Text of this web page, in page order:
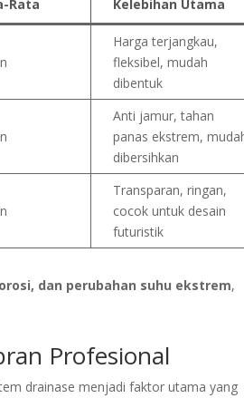
Rata Kelebihan Utama
Harga terjangkau,
fleksibel, mudah
dibentuk
Anti jamur, tahan
panas ekstrem,
dibersihkan
Transparan, ringan,
cocok untuk desain
futuristik
dan perubahan suhu ekstrem,
Profesional
drainase menjadi faktor utama yang